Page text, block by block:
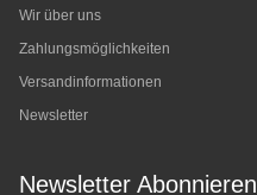
Wir über uns
Zahlungsmöglichkeiten
Versandinformationen
Newsletter
Newsletter Abonnieren